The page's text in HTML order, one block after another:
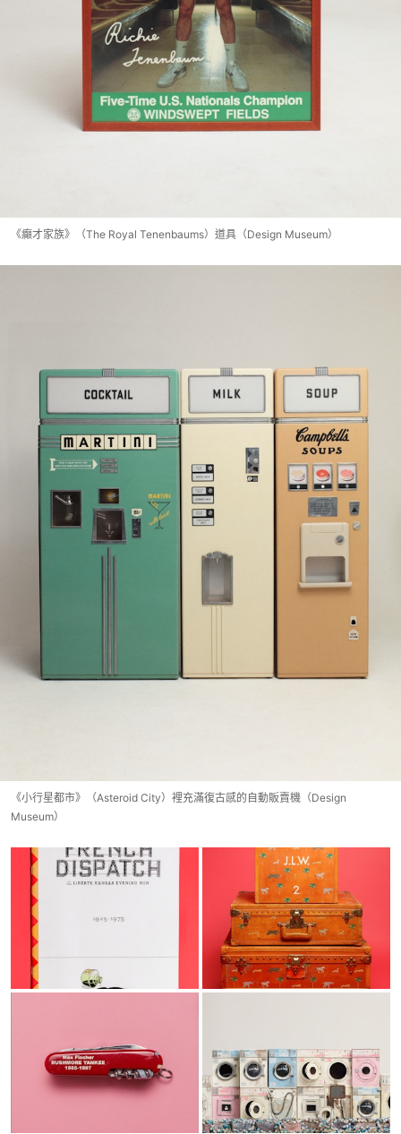
《癲才家族》（The Royal Tenenbaums）道具（Design Museum）
《小行星都市》（Asteroid City）裡充滿復古感的自動販賣機（Design
Museum）